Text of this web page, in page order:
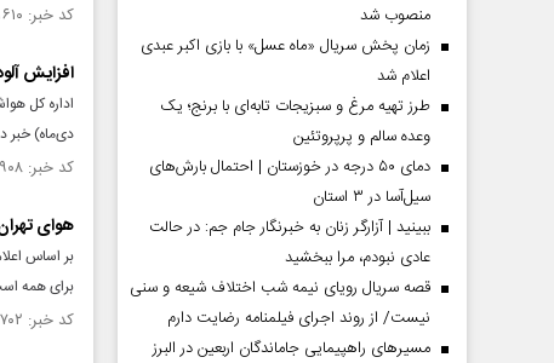
کد خبر: ۱۵۳۹۶۱۰ تاریخ انتشار : ۱۴۰۴/۱۱/۰۳
افزایش
دی‌ماه) خبر
کد خبر: ۱۵۳۷۹۰۸ تاریخ انتشار : ۱۴۰۴/۱۰/۱۷
هوای
برای همه
کد خبر: ۱۵۳۷۷۰۲ تاریخ انتشار : ۱۴۰۴/۱۰/۱۶
منصوب شد
زمان پخش سریال «ماه عسل» با بازی اکبر عبدی
اعلام شد
طرز تهیه مرغ و سبزیجات تابه‌ای با برنج؛ یک
وعده سالم و پرپروتئین
دمای ۵۰ درجه در خوزستان | احتمال بارش‌های
سیل‌آسا در ۳ استان
ببینید | آزارگر زنان به خبرنگار جام جم: در حالت
عادی نبودم، مرا ببخشید
قصه سریال رویای نیمه شب اختلاف شیعه و سنی
نیست/ از روند اجرای فیلمنامه رضایت دارم
مسیر‌های راهپیمایی جاماندگان اربعین در البرز